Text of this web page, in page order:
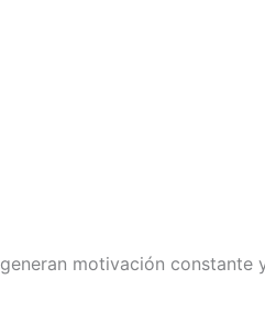
generan motivación constante